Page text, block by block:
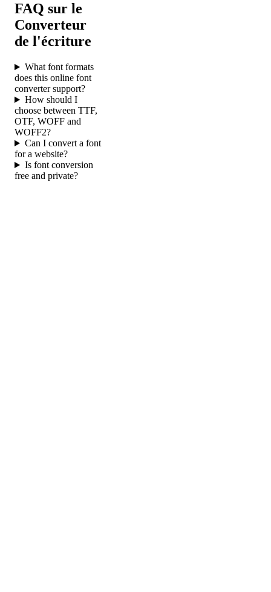
FAQ sur le
Converteur
de l'écriture
What font formats
does this online font
converter support?
How should I
choose between TTF,
OTF, WOFF and
WOFF2?
Can I convert a font
for a website?
Is font conversion
free and private?